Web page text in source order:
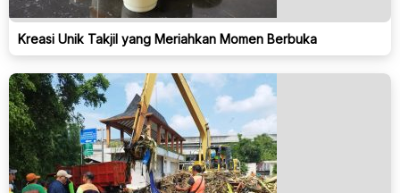
Kreasi Unik Takjil yang Meriahkan Momen Berbuka